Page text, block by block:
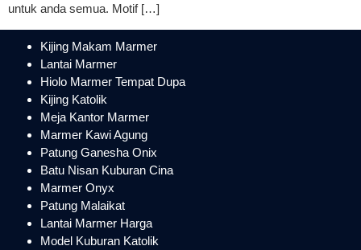
untuk anda semua. Motif […]
Kijing Makam Marmer
Lantai Marmer
Hiolo Marmer Tempat Dupa
Kijing Katolik
Meja Kantor Marmer
Marmer Kawi Agung
Patung Ganesha Onix
Batu Nisan Kuburan Cina
Marmer Onyx
Patung Malaikat
Lantai Marmer Harga
Model Kuburan Katolik